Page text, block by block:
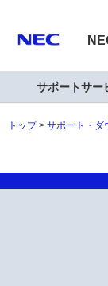
サポートサー
トップ サポート・ダ